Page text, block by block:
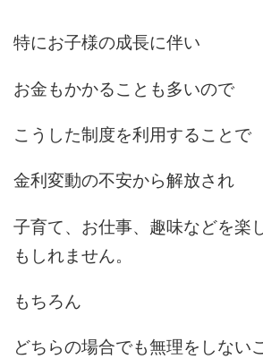
特にお子様の成長に伴い
お金もかかることも多いので
こうした制度を利用することで
金利変動の不安から解放され
子育て、お仕事、趣味などを楽
もしれません。
もちろん
どちらの場合でも無理をしない